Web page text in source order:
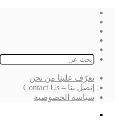
تعرّف علينا من نحن
إتصل بنا – Contact Us
سياسة الخصوصية